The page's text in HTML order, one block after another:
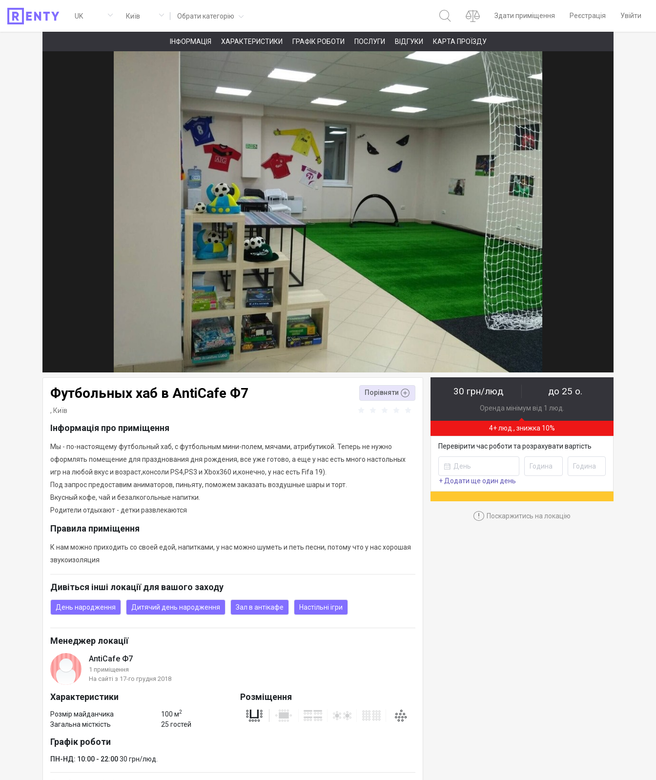
Обрати категорію Здати приміщення Реєстрація Увійти
ІНФОРМАЦІЯ ХАРАКТЕРИСТИКИ ГРАФІК РОБОТИ ПОСЛУГИ ВІДГУКИ КАРТА ПРОЇЗДУ
Футбольных хаб в AntiCafe Ф7 Порівняти
, Київ
Інформація про приміщення
Мы - по-настоящему футбольный хаб, с футбольным мини-полем, мячами, атрибутикой. Теперь не нужно
оформлять помещение для празднования дня рождения, все уже готово, а еще у нас есть много настольных
игр на любой вкус и возраст,консоли PS4,PS3 и Xbox360 и,конечно, у нас есть Fifa 19).
Под запрос предоставим аниматоров, пиньяту, поможем заказать воздушные шары и торт.
Вкусный кофе, чай и безалкогольные напитки.
Родители отдыхают - детки развлекаются
Правила приміщення
К нам можно приходить со своей едой, напитками, у нас можно шуметь и петь песни, потому что у нас хорошая
звукоизоляция
Дивіться інші локації для вашого заходу
День народження Дитячий день народження Зал в антікафе Настільні ігри
Менеджер локації
AntiCafe Ф7
1 приміщення
На сайті з 17-го грудня 2018
Характеристики
Розмір майданчика 100 м2
Загальна місткість 25 гостей
Розміщення
Графік роботи
ПН-НД: 10:00 - 22:0030 грн/люд.
30 грн/люд до 25 о.
Оренда мінімум від 1 люд.
4+ люд., знижка 10%
Перевірити час роботи та розрахувати вартість
+ Додати ще один день
! Поскаржитись на локацію